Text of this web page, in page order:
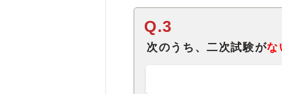
Q.3
次のうち、二次試験がな